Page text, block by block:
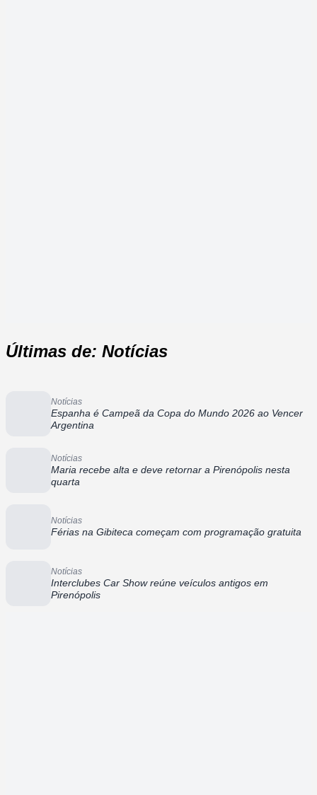
Últimas de: Notícias
Notícias
Espanha é Campeã da Copa do Mundo 2026 ao Vencer
Argentina
Notícias
Maria recebe alta e deve retornar a Pirenópolis nesta
quarta
Notícias
Férias na Gibiteca começam com programação gratuita
Notícias
Interclubes Car Show reúne veículos antigos em
Pirenópolis